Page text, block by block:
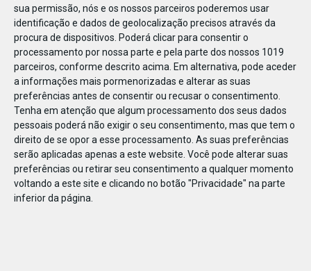
sua permissão, nós e os nossos parceiros poderemos usar
identificação e dados de geolocalização precisos através da
procura de dispositivos. Poderá clicar para consentir o
processamento por nossa parte e pela parte dos nossos 1019
parceiros, conforme descrito acima. Em alternativa, pode aceder
a informações mais pormenorizadas e alterar as suas
preferências antes de consentir ou recusar o consentimento.
Tenha em atenção que algum processamento dos seus dados
pessoais poderá não exigir o seu consentimento, mas que tem o
direito de se opor a esse processamento. As suas preferências
serão aplicadas apenas a este website. Você pode alterar suas
preferências ou retirar seu consentimento a qualquer momento
voltando a este site e clicando no botão "Privacidade" na parte
inferior da página.
640991669225819